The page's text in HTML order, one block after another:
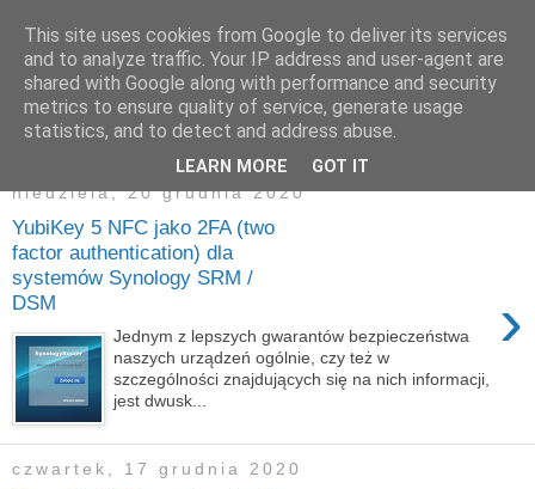
zapiski admina
niedziela, 20 grudnia 2020
YubiKey 5 NFC jako 2FA (two
factor authentication) dla
systemów Synology SRM /
DSM
›
Jednym z lepszych gwarantów bezpieczeństwa
naszych urządzeń ogólnie, czy też w
szczególności znajdujących się na nich informacji,
jest dwusk...
czwartek, 17 grudnia 2020
This site uses cookies from Google to deliver its services
and to analyze traffic. Your IP address and user-agent are
shared with Google along with performance and security
metrics to ensure quality of service, generate usage
statistics, and to detect and address abuse.
LEARN MORE GOT IT